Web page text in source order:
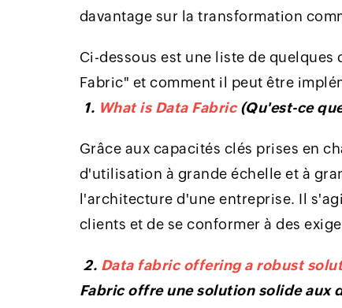
davantage sur la transformation
Ci-dessous est une liste de
Fabric" et comment il peut être
1. What is Data Fabric(Qu'est-ce
Grâce aux capacités clés prises en
d'utilisation à grande échelle et à
l'architecture d'une entreprise. Il
clients et de se conformer à des
2. Data fabric offering a robust
Fabric offre une solution solide aux